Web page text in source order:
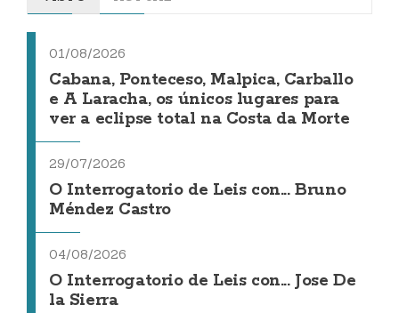
01/08/2026
Cabana, Ponteceso, Malpica, Carballo
e A Laracha, os únicos lugares para
ver a eclipse total na Costa da Morte
29/07/2026
O Interrogatorio de Leis con... Bruno
Méndez Castro
04/08/2026
O Interrogatorio de Leis con... Jose De
la Sierra